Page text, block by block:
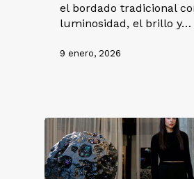
el bordado tradicional
luminosidad, el brillo y…
9 enero, 2026